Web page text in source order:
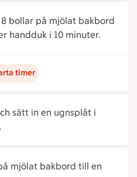
bollar på mjölat bakbord
handduk i 10 minuter.
timer
sätt in en ugnsplåt i
mjölat bakbord till en